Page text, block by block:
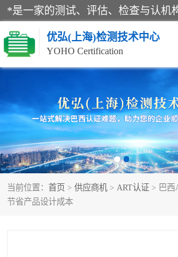
优弘(上海)检测技术中心
YOHO Certification
当前位置： 首页 > 供应商机 > ART认证 > 巴西
节省产品设计成本
RECYCLASS认证 NR10
NR12认证 NR13
ART认证 巴西
巴西认证 RETIE